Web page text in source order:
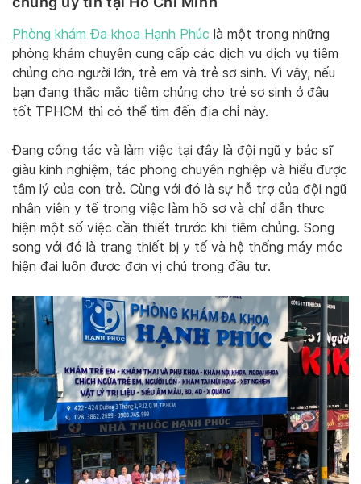
Phòng khám Đa khoa Hạnh Phúc là một trong những
phòng khám chuyên cung cấp các dịch vụ dịch vụ tiêm
chủng cho người lớn, trẻ em và trẻ sơ sinh. Vì vậy, nếu
bạn đang thắc mắc tiêm chủng cho trẻ sơ sinh ở đâu
tốt TPHCM thì có thể tìm đến địa chỉ này.
Đang công tác và làm việc tại đây là đội ngũ y bác sĩ
giàu kinh nghiệm, tác phong chuyên nghiệp và hiểu được
tâm lý của con trẻ. Cùng với đó là sự hỗ trợ của đội ngũ
nhân viên y tế trong việc làm hồ sơ và chỉ dẫn thực
hiện một số việc cần thiết trước khi tiêm chủng. Song
song với đó là trang thiết bị y tế và hệ thống máy móc
hiện đại luôn được đơn vị chú trọng đầu tư.